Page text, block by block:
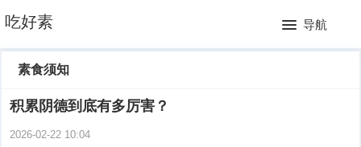
吃好素 导航
网
站
月
行
素食须知
积累阴德到底有多厉害？
2026-02-22 10:04